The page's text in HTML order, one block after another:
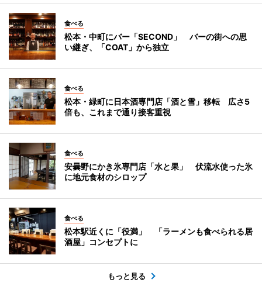
食べる
松本・中町にバー「SECOND」 バーの街への思
い継ぎ、「COAT」から独立
食べる
松本・緑町に日本酒専門店「酒と雪」移転 広さ5
倍も、これまで通り接客重視
食べる
安曇野にかき氷専門店「水と果」 伏流水使った氷
に地元食材のシロップ
食べる
松本駅近くに「役満」 「ラーメンも食べられる居
酒屋」コンセプトに
もっと見る